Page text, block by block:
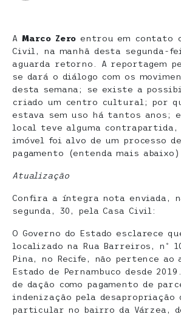
A Marco Zero entrou em contato
Civil, na manhã desta segunda-
aguarda retorno. A reportagem
se dará o diálogo com os
desta semana; se existe a
criado um centro cultural; por
estava sem uso há tantos anos;
local teve alguma contrapartida,
imóvel foi alvo de um processo de
pagamento (entenda mais abaixo).
Atualização
Confira a íntegra nota enviada,
segunda, 30, pela Casa Civil:
O Governo do Estado esclarece
localizado na Rua Barreiros, nº
Pina, no Recife, não pertence ao
Estado de Pernambuco desde
de dação como pagamento de
indenização pela desapropriação
particular no bairro da Várzea,